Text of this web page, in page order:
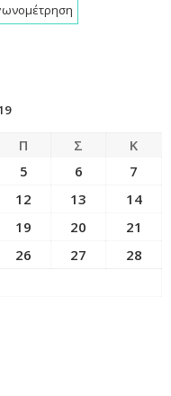
Π Σ
Κ
5 6
7
12 13
14
19 20
21
26 27
28